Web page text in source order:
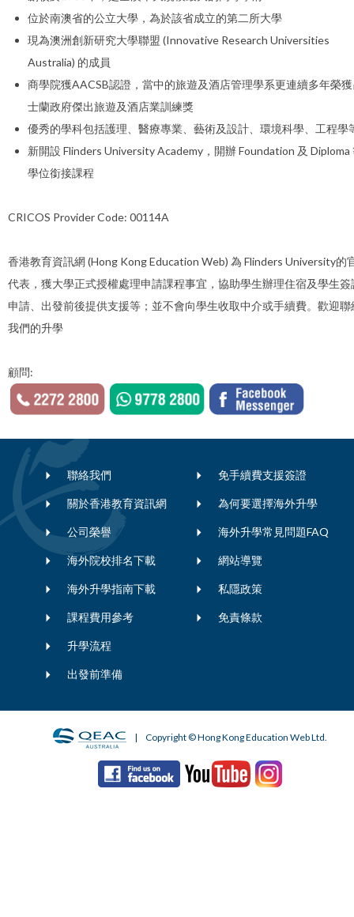
位於南澳省的公立大學，為於該省成立的第二所大學
現為澳洲創新研究大學聯盟 (Innovative Research Universities
Australia) 的成員
商學院獲AACSB認證，當中的旅遊及酒店管理學系更連續多年榮
士蘭政府傑出旅遊及酒店業訓練獎
優秀的學科包括護理、醫療專業、藝術及設計、環境科學、工程學
新開設 Flinders University Academy，開辦 Foundation 及 Diploma
學位銜接課程
CRICOS Provider Code: 00114A
香港教育資訊網 (Hong Kong Education Web) 為 Flinders University的
代表，獲大學正式授權處理申請課程事宜，協助學生辦理住宿及學生簽
申請、出發前後提供支援等；並不會向學生收取中介或手續費。歡迎聯
我們的升學
顧問:
聯絡我們
關於香港教育資訊網
公司榮譽
海外院校排名下載
海外升學指南下載
課程費用參考
升學流程
出發前準備
免手續費支援簽證
為何要選擇海外升學
海外升學常見問題FAQ
網站導覽
私隱政策
免責條款
| Copyright © Hong Kong Education Web Ltd.